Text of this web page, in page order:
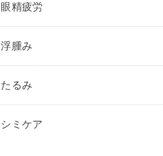
眼精疲労
浮腫み
たるみ
シミケア